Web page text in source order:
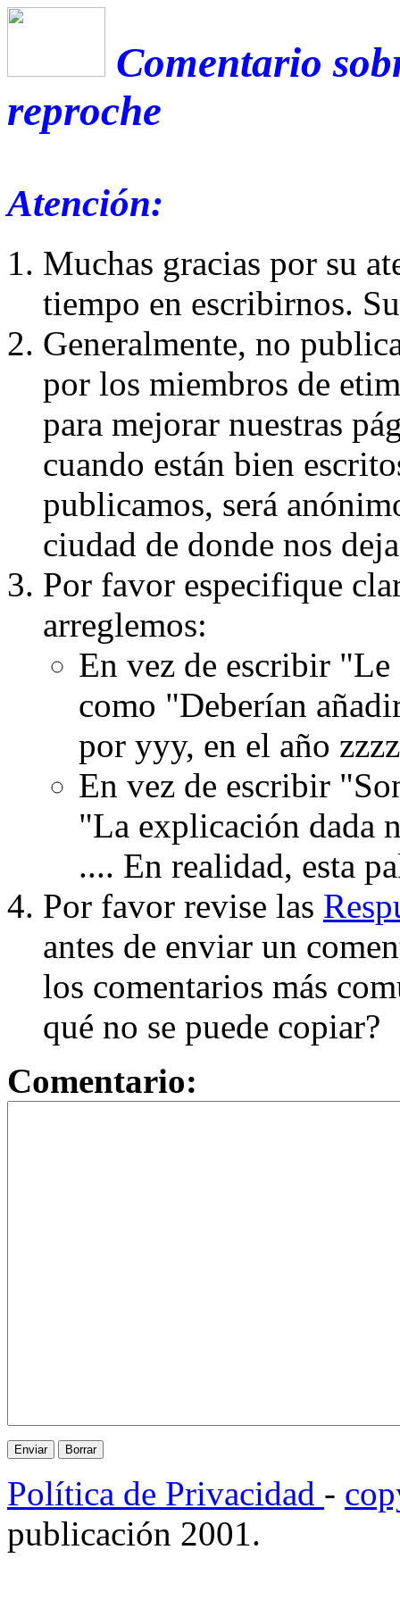
Comentario
reproche
Atención:
Muchas gracias por su
tiempo en escribirnos.
Generalmente, no
por los miembros de
para mejorar nuestras
cuando están bien
publicamos, será
ciudad de donde nos
Por favor especifique
arreglemos:
En vez de escribir
como "Deberían
por yyy, en el año
En vez de escribir
"La explicación dada
.... En realidad, esta
Por favor revise las
antes de enviar un
los comentarios más
qué no se puede copiar?
Comentario:
Política de Privacidad -
publicación 2001.